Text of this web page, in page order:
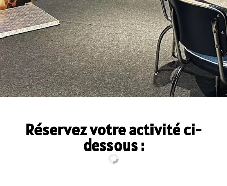
Réservez votre activité ci-
dessous :